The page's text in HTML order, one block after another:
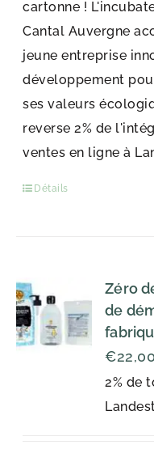
cartonne !
Cantal Auvergne
jeune entreprise
développement
ses valeurs
reverse 2% de
ventes en ligne à
Détails
Zéro
de
2% de
€22,00